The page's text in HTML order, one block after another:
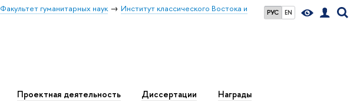
РУС EN
Факультет гуманитарных наук
Институт классического Востока и
Проектная деятельность Диссертации Награды